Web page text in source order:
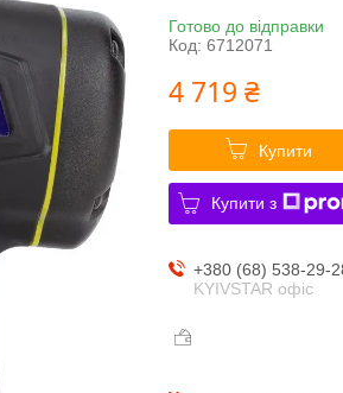
Готово до відправки
Код: 6712071
4 719 ₴
Купити
Купити з
+380 (68) 538-29-
KYIVSTAR офіс